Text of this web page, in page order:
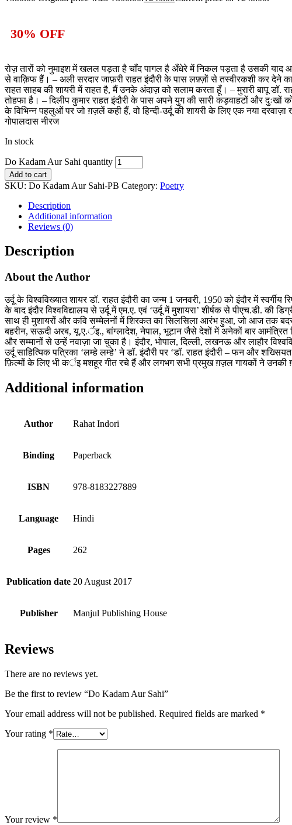
30% OFF
रोज़ तारों को नुमाइश में खलल पड़ता है चाँद पागल है अँधेरे में निकल पड़ता है उसकी याद
से वाक़िफ हैं। – अली सरदार जाफ़री राहत इंदौरी के पास लफ़्ज़ों से तस्वीरकशी कर देने
राहत साहब की शायरी में राहत है, मैं उनके अंदाज़ को सलाम करता हूँ। – मुरारी बापू
तोहफा है। – दिलीप कुमार राहत इंदौरी के पास अपने युग की सारी कड़वाहटों और
के विभिन्न पहलुओं पर जो ग़ज़लें कही हैं, वो हिन्दी-उर्दू की शायरी के लिए एक नया
गोपालदास नीरज
In stock
Do Kadam Aur Sahi quantity
Add to cart
SKU: Do Kadam Aur Sahi-PB Category: Poetry
Description
Additional information
Reviews (0)
Description
About the Author
उर्दू के विश्वविख्यात शायर डॉ. राहत इंदौरी का जन्म 1 जनवरी, 1950 को इंदौर में
के बाद इंदौर विश्वविद्यालय से उर्दू में एम.ए. एवं ‘उर्दू में मुशायरा’ शीर्षक से पीएच.डी. की
साथ ही मुशायरों और कवि सम्मेलनों में शिरकत का सिलसिला आरंभ हुआ, जो आज तक
बहरीन, सऊदी अरब, यू.ए.र्इ., बांग्लादेश, नेपाल, भूटान जैसे देशों में अनेकों बार
और सम्मानों से उन्हें नवाज़ा जा चुका है। इंदौर, भोपाल, दिल्ली, लखनऊ और लाहौर
उर्दू साहित्यिक पत्रिका ‘लम्हे लम्हे’ ने डॉ. इंदौरी पर ‘डॉ. राहत इंदौरी – फन और
फ़िल्मों के लिए भी कर्इ मशहूर गीत रचे हैं और लगभग सभी प्रमुख ग़ज़ल गायकों ने उनकी
Additional information
Author Rahat Indori
Binding Paperback
ISBN 978-8183227889
Language Hindi
Pages 262
Publication date 20 August 2017
Publisher Manjul Publishing House
Reviews
There are no reviews yet.
Be the first to review “Do Kadam Aur Sahi”
Your email address will not be published. Required fields are marked *
Your rating *
Your review *